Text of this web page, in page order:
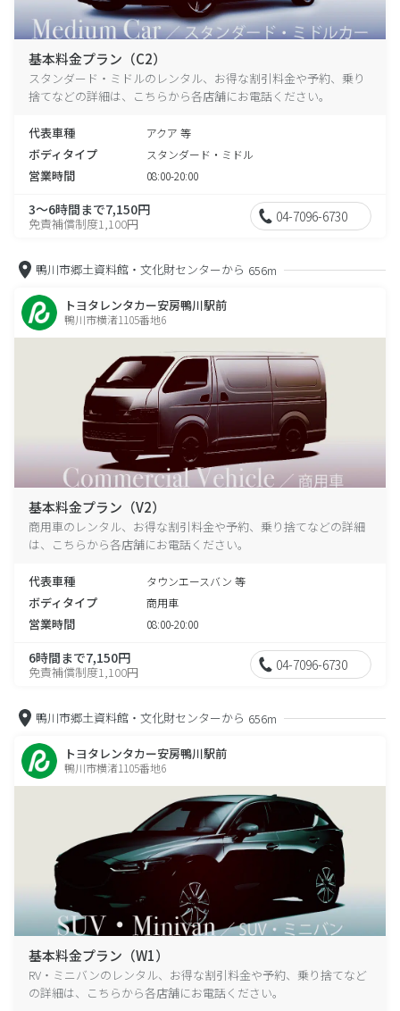
基本料金プラン（C2）
スタンダード・ミドルのレンタル、お得な割引料金や予約、乗り
捨てなどの詳細は、こちらから各店舗にお電話ください。
代表車種 アクア 等
ボディタイプ スタンダード・ミドル
営業時間 08:00-20:00
3～6時間まで7,150円
免責補償制度1,100円 04-7096-6730
鴨川市郷土資料館・文化財センターから 656m
トヨタレンタカー安房鴨川駅前
鴨川市横渚1105番地6
基本料金プラン（V2）
商用車のレンタル、お得な割引料金や予約、乗り捨てなどの詳細
は、こちらから各店舗にお電話ください。
代表車種 タウンエースバン 等
ボディタイプ 商用車
営業時間 08:00-20:00
6時間まで7,150円
免責補償制度1,100円 04-7096-6730
鴨川市郷土資料館・文化財センターから 656m
トヨタレンタカー安房鴨川駅前
鴨川市横渚1105番地6
基本料金プラン（W1）
RV・ミニバンのレンタル、お得な割引料金や予約、乗り捨てなど
の詳細は、こちらから各店舗にお電話ください。